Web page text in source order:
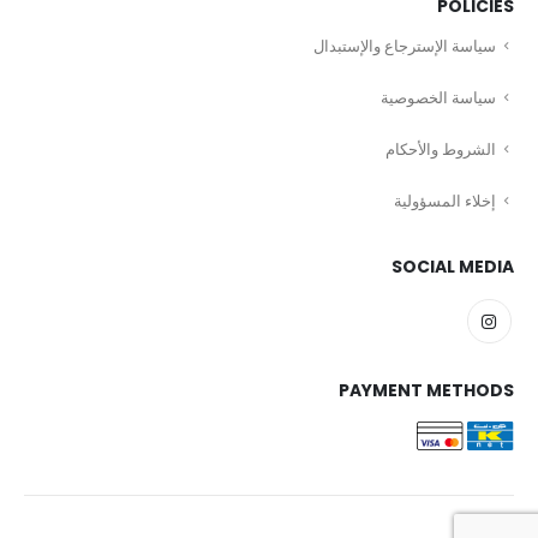
POLICIES
سياسة الإسترجاع والإستبدال
سياسة الخصوصية
الشروط والأحكام
إخلاء المسؤولية
SOCIAL MEDIA
PAYMENT METHODS